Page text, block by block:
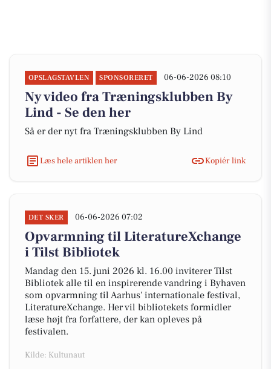
OPSLAGSTAVLEN SPONSORERET 06-06-2026 08:10
Ny video fra Træningsklubben By
Lind - Se den her
Så er der nyt fra Træningsklubben By Lind
Læs hele artiklen her Kopiér link
DET SKER 06-06-2026 07:02
Opvarmning til LiteratureXchange
i Tilst Bibliotek
Mandag den 15. juni 2026 kl. 16.00 inviterer Tilst
Bibliotek alle til en inspirerende vandring i Byhaven
som opvarmning til Aarhus' internationale festival,
LiteratureXchange. Her vil bibliotekets formidler
læse højt fra forfattere, der kan opleves på
festivalen.
Kilde: Kultunaut